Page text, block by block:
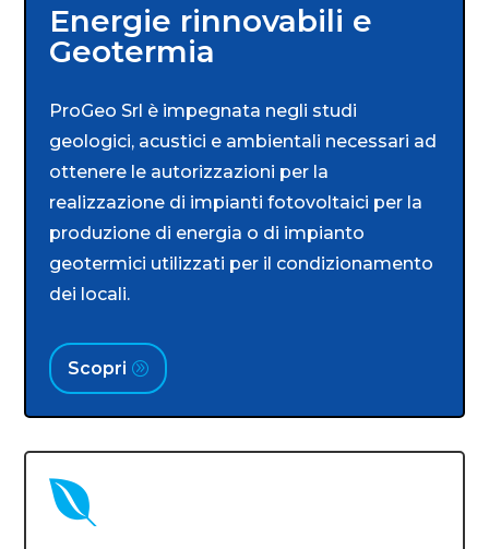
Energie rinnovabili e
Geotermia
ProGeo Srl è impegnata negli studi
geologici, acustici e ambientali necessari ad
ottenere le autorizzazioni per la
realizzazione di impianti fotovoltaici per la
produzione di energia o di impianto
geotermici utilizzati per il condizionamento
dei locali.
Scopri
